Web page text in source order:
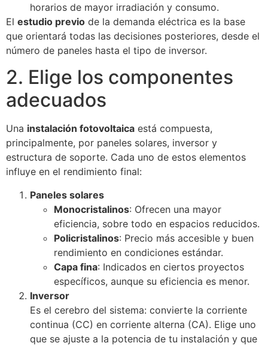
horarios de mayor irradiación y consumo.
El estudio previo de la demanda eléctrica es la base
que orientará todas las decisiones posteriores, desde el
número de paneles hasta el tipo de inversor.
2. Elige los componentes
adecuados
Una instalación fotovoltaica está compuesta,
principalmente, por paneles solares, inversor y
estructura de soporte. Cada uno de estos elementos
influye en el rendimiento final:
Paneles solares
Monocristalinos: Ofrecen una mayor
eficiencia, sobre todo en espacios reducidos.
Policristalinos: Precio más accesible y buen
rendimiento en condiciones estándar.
Capa fina: Indicados en ciertos proyectos
específicos, aunque su eficiencia es menor.
Inversor
Es el cerebro del sistema: convierte la corriente
continua (CC) en corriente alterna (CA). Elige uno
que se ajuste a la potencia de tu instalación y que